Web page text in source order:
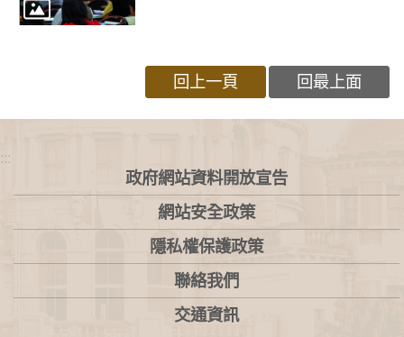
回上一頁 回最上面
:::
政府網站資料開放宣告
網站安全政策
隱私權保護政策
聯絡我們
交通資訊